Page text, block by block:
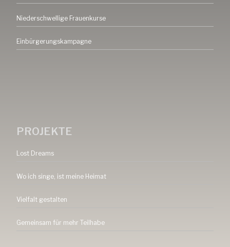
Niederschwellige Frauenkurse
Einbürgerungskampagne
PROJEKTE
Lost Dreams
Wo ich singe, ist meine Heimat
Vielfalt gestalten
Gemeinsam für mehr Teilhabe